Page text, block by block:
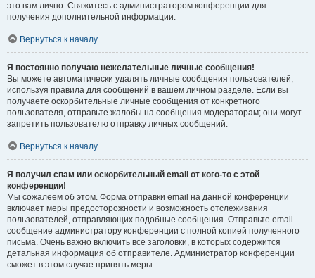
это вам лично. Свяжитесь с администратором конференции для
получения дополнительной информации.
Вернуться к началу
Я постоянно получаю нежелательные личные сообщения!
Вы можете автоматически удалять личные сообщения пользователей,
используя правила для сообщений в вашем личном разделе. Если вы
получаете оскорбительные личные сообщения от конкретного
пользователя, отправьте жалобы на сообщения модераторам; они могут
запретить пользователю отправку личных сообщений.
Вернуться к началу
Я получил спам или оскорбительный email от кого-то с этой
конференции!
Мы сожалеем об этом. Форма отправки email на данной конференции
включает меры предосторожности и возможность отслеживания
пользователей, отправляющих подобные сообщения. Отправьте email-
сообщение администратору конференции с полной копией полученного
письма. Очень важно включить все заголовки, в которых содержится
детальная информация об отправителе. Администратор конференции
сможет в этом случае принять меры.